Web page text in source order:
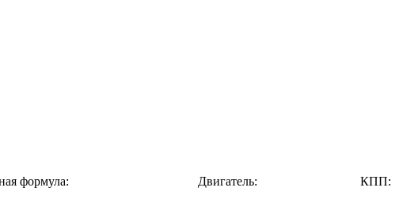
формула: Двигатель:
КПП: